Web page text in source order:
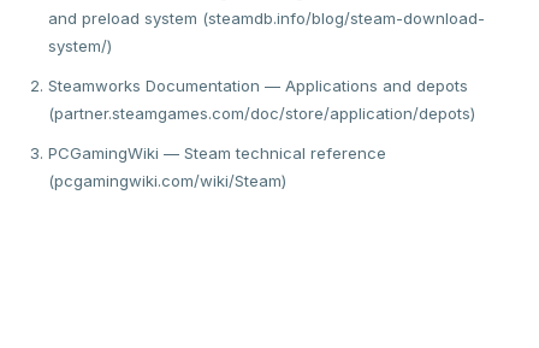
and preload system (steamdb.info/blog/steam-download-
system/)
Steamworks Documentation — Applications and depots
(partner.steamgames.com/doc/store/application/depots)
PCGamingWiki — Steam technical reference
(pcgamingwiki.com/wiki/Steam)